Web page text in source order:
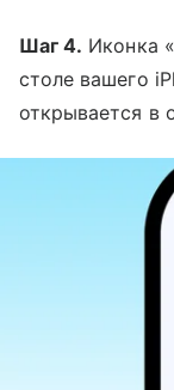
Шаг 4. Иконка
столе вашего
открывается в